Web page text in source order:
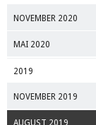
NOVEMBER 2020
MAI 2020
2019
NOVEMBER 2019
AUGUST 2019